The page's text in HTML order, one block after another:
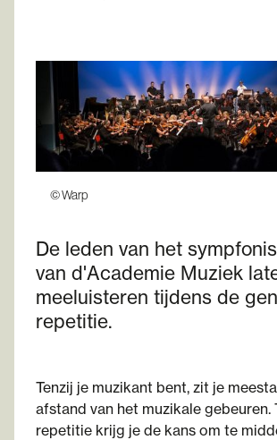
De leden van het
van d'Academie Muziek
meeluisteren tijdens de
repetitie.
Tenzij je muzikant bent, zit je
afstand van het muzikale gebeuren.
repetitie krijg je de kans om te
© Warp